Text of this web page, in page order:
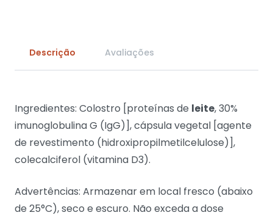
Descrição Avaliações
Ingredientes: Colostro [proteínas de leite, 30%
imunoglobulina G (IgG)], cápsula vegetal [agente
de revestimento (hidroxipropilmetilcelulose)],
colecalciferol (vitamina D3).
Advertências: Armazenar em local fresco (abaixo
de 25°C), seco e escuro. Não exceda a dose